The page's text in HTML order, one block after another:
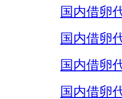
国内借卵
国内借卵
国内借卵
国内借卵